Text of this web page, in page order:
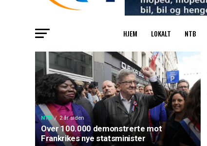
HJEM LOKALT NTB
NTB 2 år siden
Over 100.000 demonstrerte mot
Frankrikes nye statsminister